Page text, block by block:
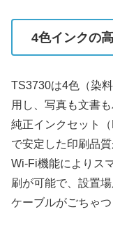
4色インクの
TS3730は4色（染
用し、写真も文書
純正インクセット
で安定した印刷品
Wi-Fi機能によりス
刷が可能で、設置
ケーブルがごちゃ